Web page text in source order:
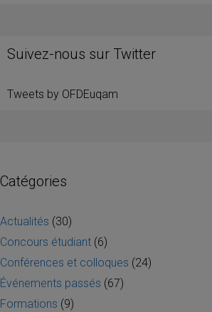
Suivez-nous sur Twitter
Tweets by OFDEuqam
Catégories
Actualités (30)
Concours étudiant (6)
Conférences et colloques (24)
Événements passés (67)
Formations (9)